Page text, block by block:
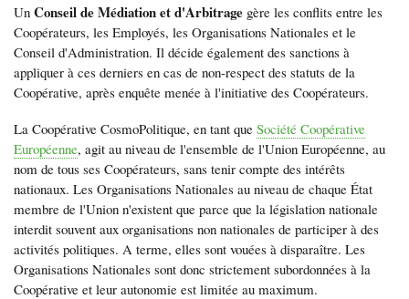
Un Conseil de Médiation et d'Arbitrage gère les conflits entre les
Coopérateurs, les Employés, les Organisations Nationales et le
Conseil d'Administration. Il décide également des sanctions à
appliquer à ces derniers en cas de non-respect des statuts de la
Coopérative, après enquête menée à l'initiative des Coopérateurs.
La Coopérative CosmoPolitique, en tant que Société Coopérative
Européenne, agit au niveau de l'ensemble de l'Union Européenne, au
nom de tous ses Coopérateurs, sans tenir compte des intérêts
nationaux. Les Organisations Nationales au niveau de chaque État
membre de l'Union n'existent que parce que la législation nationale
interdit souvent aux organisations non nationales de participer à des
activités politiques. A terme, elles sont vouées à disparaître. Les
Organisations Nationales sont donc strictement subordonnées à la
Coopérative et leur autonomie est limitée au maximum.